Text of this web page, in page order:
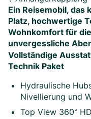
Ein Reisemobil, das
Platz, hochwertige
Wohnkomfort für
unvergessliche
Vollständige
Technik Paket
Hydraulische
Nivellierung und
Top View 360°